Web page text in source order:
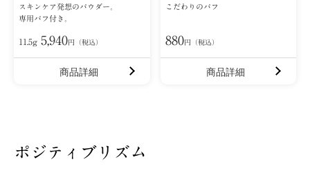
スキンケア発想のパウダー。
専用パフ付き。
11.5g 5,940 円（税込）
商品詳細
こだわりのパフ
880円（税込）
商品詳細
ポジティブリズム